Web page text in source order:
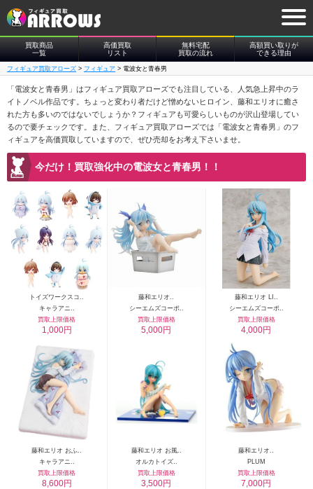
買取商品
一覧
高価買取
リスト
無料宅配
買取の流れ
高額買い取りが
できる理由
フィギュア買取アローズ > フィギュア > 電波女と青春男
「電波女と青春男」はフィギュア買取アローズでも注目している、人気急上昇中のラ
イトノベル作品です。ちょっと変わり者だけど憎めないヒロイン、藤和エリオに癒さ
れた方も多いのではないでしょうか？フィギュアも可愛らしいものが沢山登場してい
るので要チェックです。また、フィギュア買取アローズでは「電波女と青春男」のフ
ィギュアを高価買取していますので、ぜひ売却をお考え下さいませ。
今だけ！買取強化中の電波女と青春男！！
トイズワークスコ..
キャラアニ..
買取上限価格
1,000円
藤和エリオ..
シーエムズコーポ..
買取上限価格
5,000円
藤和エリオ LI..
シーエムズコーポ..
買取上限価格
4,000円
藤和エリオ おふ..
キャラアニ..
買取上限価格
8,600円
藤和エリオ お風..
オルカトイズ..
買取上限価格
3,500円
藤和エリオ..
PLUM
買取上限価格
7,000円